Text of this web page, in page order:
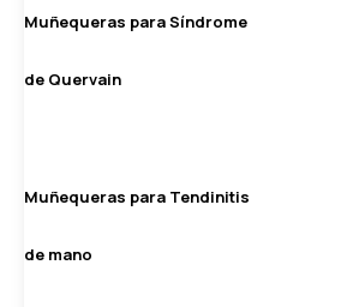
Muñequeras para Síndrome
de Quervain
Muñequeras para Tendinitis
de mano